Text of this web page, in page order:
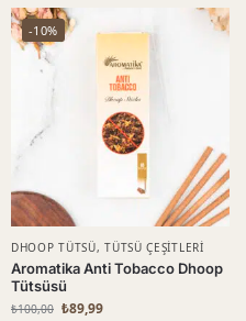
-10%
DHOOP TÜTSÜ,TÜTSÜ ÇEŞITLERI
Aromatika Anti Tobacco Dhoop
Tütsüsü
₺100,00 ₺89,99